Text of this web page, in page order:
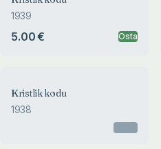
1939
5.00 € Osta
Kristlik kodu
1938